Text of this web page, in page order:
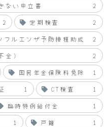
ない申立書
2
2 定期検査
2
フルエンザ予防接種助成
2
全）
2
国民年金保険料免除
1
1 CT検査
1
臨時特例給付金
1
1 戸籍
1